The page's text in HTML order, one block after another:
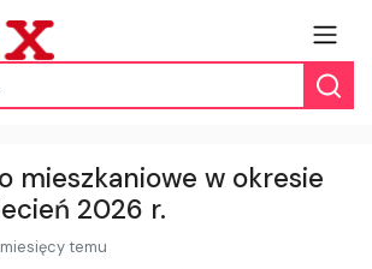
mieszkaniowe w okresie
2026 r.
temu